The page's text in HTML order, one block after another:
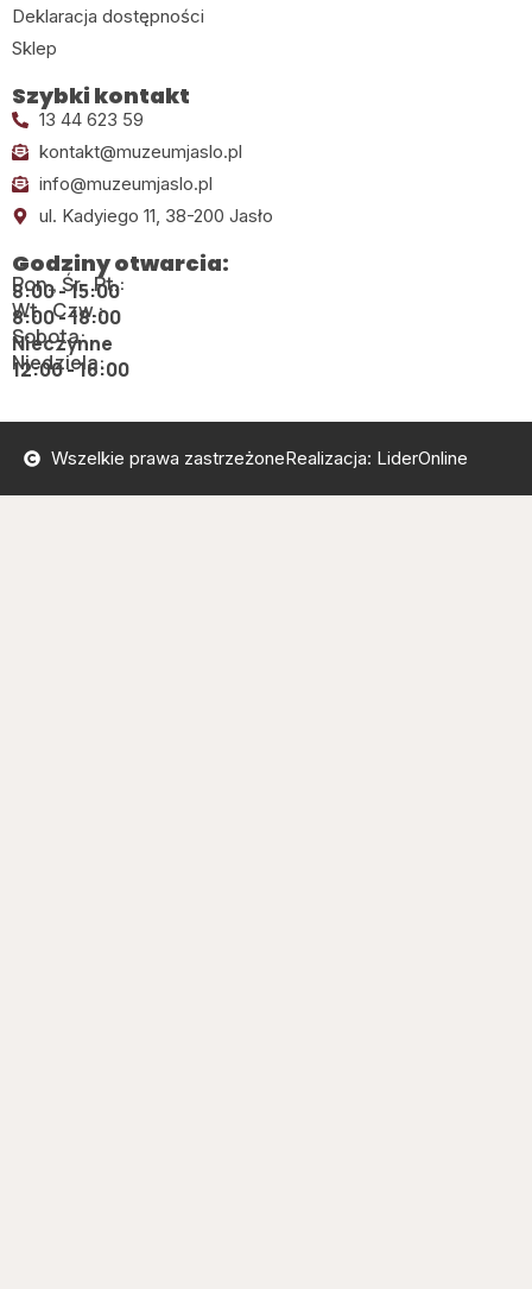
Deklaracja dostępności
Sklep
Szybki kontakt
13 44 623 59
kontakt@muzeumjaslo.pl
info@muzeumjaslo.pl
ul. Kadyiego 11, 38-200 Jasło
Godziny otwarcia:
Pon., Śr., Pt.:
8:00 - 15:00
Wt., Czw.:
8:00 - 18:00
Sobota:
Nieczynne
Niedziela:
12:00 - 16:00
Wszelkie prawa zastrzeżoneRealizacja: LiderOnline